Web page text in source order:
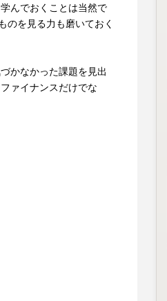
んでおくことは当然で
のを見る力も磨いておく
かなかった課題を見出
ァイナンスだけでな